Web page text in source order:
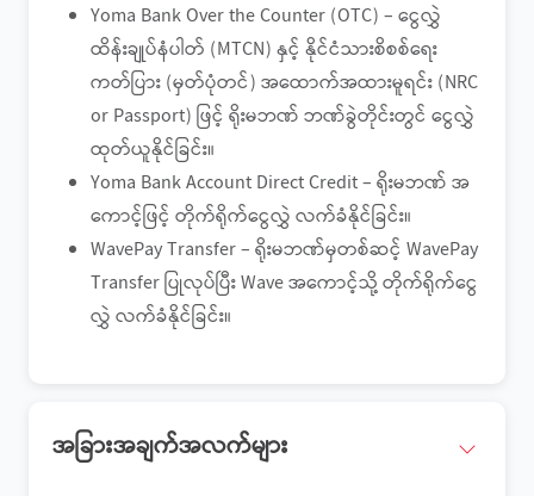
Yoma Bank Over the Counter (OTC) – ငွေလွှဲ
ထိန်းချုပ်နံပါတ် (MTCN) နှင့် နိုင်ငံသားစိစစ်ရေး
ကတ်ပြား (မှတ်ပုံတင်) အထောက်အထားမူရင်း (NRC
or Passport) ဖြင့် ရိုးမဘဏ် ဘဏ်ခွဲတိုင်းတွင် ငွေလွှဲ
ထုတ်ယူနိုင်ခြင်း။
Yoma Bank Account Direct Credit – ရိုးမဘဏ် အ
ကောင့်ဖြင့် တိုက်ရိုက်ငွေလွှဲ လက်ခံနိုင်ခြင်း။
WavePay Transfer – ရိုးမဘဏ်မှတစ်ဆင့် WavePay
Transfer ပြုလုပ်ပြီး Wave အကောင့်သို့ တိုက်ရိုက်ငွေ
လွှဲ လက်ခံနိုင်ခြင်း။
အခြားအချက်အလက်များ